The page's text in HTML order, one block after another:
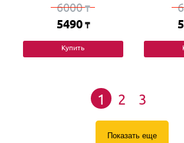
6000₸
5490 ₸
Купить
1 2 3
Показать еще